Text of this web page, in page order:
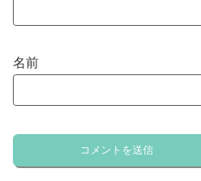
名前